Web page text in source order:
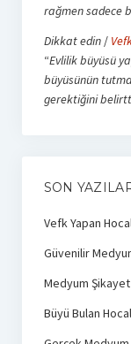
rağmen sadece
Dikkat edin/
“Evlilik büyüsü
büyüsünün
gerektiğini
SON
Vefk Yapan
Güvenilir
Medyum
Büyü Bulan